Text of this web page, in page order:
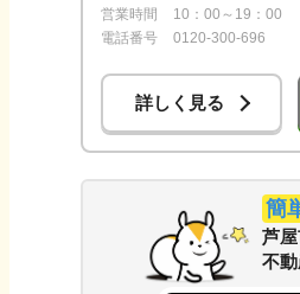
営業時間
10：00～19：00
電話番号
0120-300-696
詳しく見る
簡
芦
不